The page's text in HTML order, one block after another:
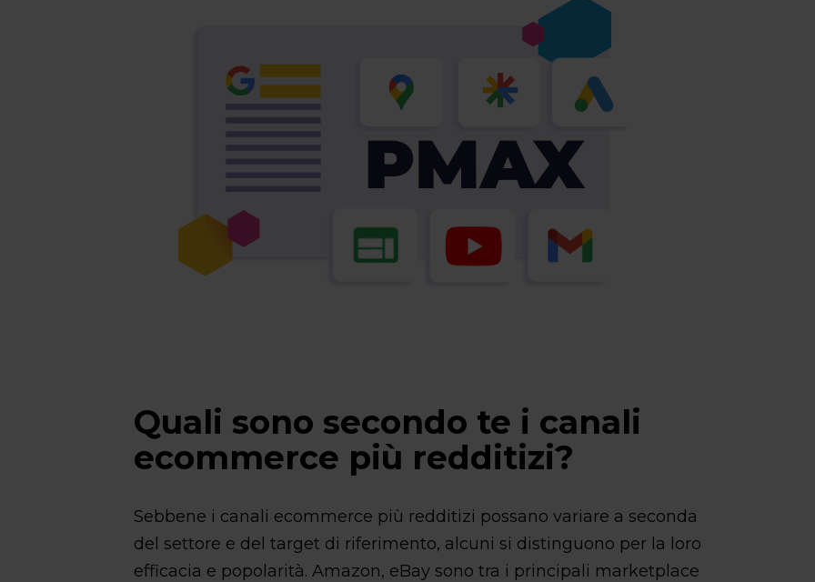
Quali sono secondo te i canali
ecommerce più redditizi?
Sebbene i canali ecommerce più redditizi possano variare a seconda
del settore e del target di riferimento, alcuni si distinguono per la loro
efficacia e popolarità. Amazon, eBay sono tra i principali marketplace